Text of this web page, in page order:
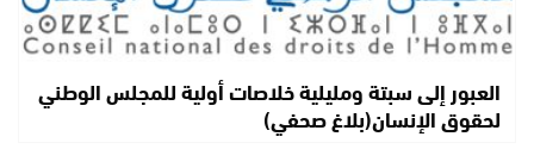
العبور إلى سبتة ومليلية خلاصات أولية للمجلس الوطني
لحقوق الإنسان(بلاغ صحفي)